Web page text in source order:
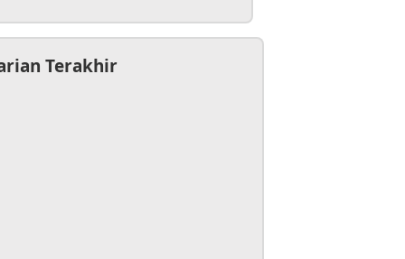
Terakhir